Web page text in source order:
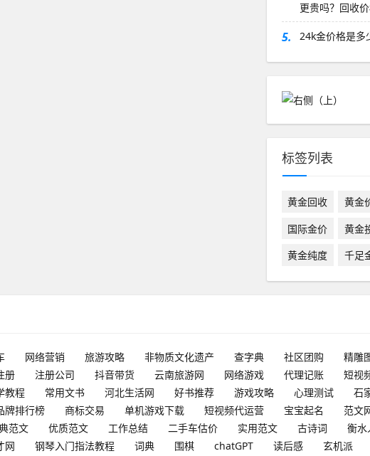
更贵吗？回收价
5. 24k金价格是多
标签列表
黄金回收 黄金
国际金价
黄金
黄金纯度
千足
网络营销 旅游攻略 非物质文化遗产 查字典 社区团购 精雕
册 注册公司 抖音带货 云南旅游网 网络游戏 代理记账 短视
教程 常用文书 河北生活网 好书推荐 游戏攻略 心理测试 石
牌排行榜 商标交易 单机游戏下载 短视频代运营 宝宝起名 范文
范文 优质范文 工作总结 二手车估价 实用范文 古诗词 衡水
网 钢琴入门指法教程 词典 围棋 chatGPT 读后感 玄机派